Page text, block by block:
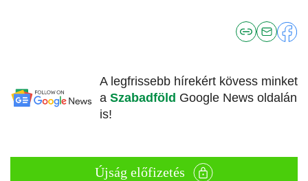
A legfrissebb hírekért kövess minket
a Szabadföld Google News oldalán
is!
Újság előfizetés